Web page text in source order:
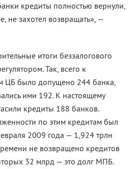
кредиты полностью вернули,
не захотел возвращать», —
итоги беззалогового
Так, всего к
ЦБ было допущено 244 банка,
ими 192. К настоящему
кредиты 188 банков.
по этим кредитам был
2009 года — 1,924 трлн
не возвращено кредитов
32 млрд — это долг МПБ.